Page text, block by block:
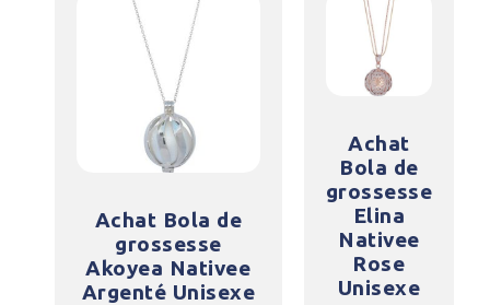
Achat Bola de
grossesse
Akoyea Nativee
Argenté Unisexe
Achat
Bola de
grossesse
Elina
Nativee
Rose
Unisexe